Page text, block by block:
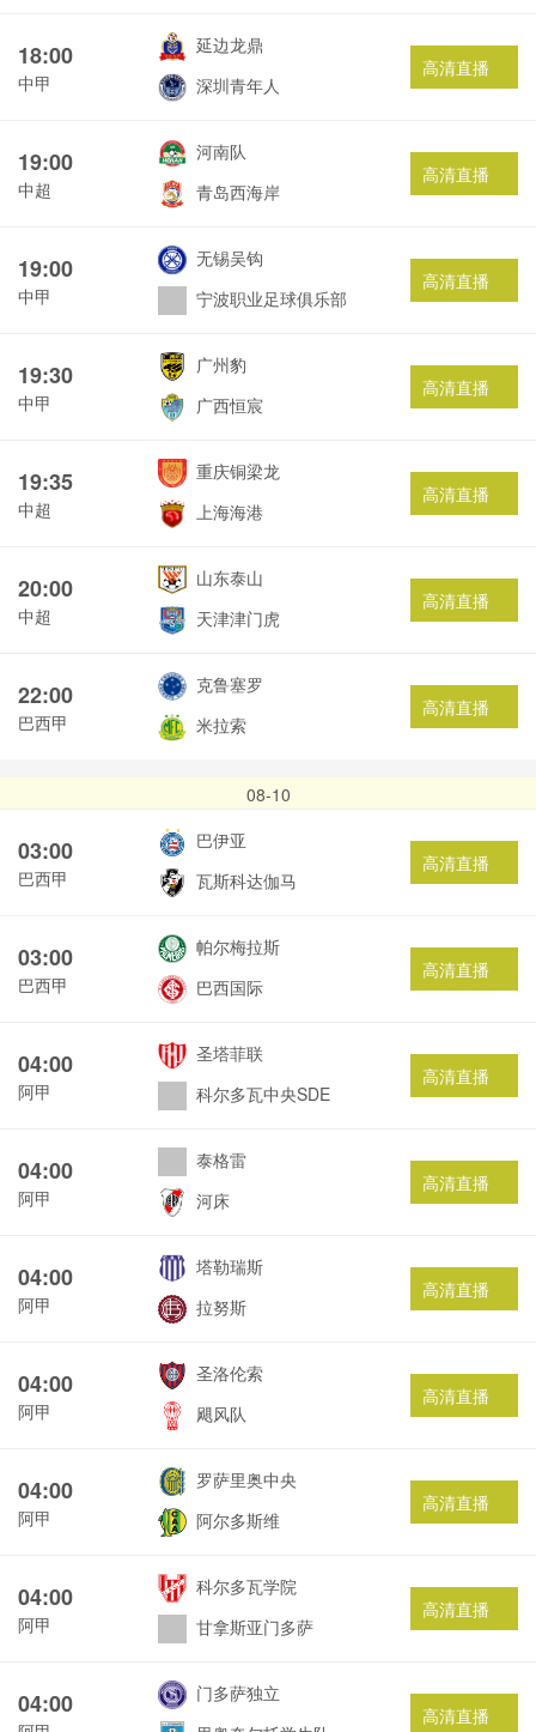
18:00
中甲
延边龙鼎
深圳青年人
高清直播
19:00
中超
河南队
青岛西海岸
高清直播
19:00
中甲
无锡吴钩
宁波职业足球俱乐部
高清直播
19:30
中甲
广州豹
广西恒宸
高清直播
19:35
中超
重庆铜梁龙
上海海港
高清直播
20:00
中超
山东泰山
天津津门虎
高清直播
22:00
巴西甲
克鲁塞罗
米拉索
高清直播
08-10
03:00
巴西甲
巴伊亚
瓦斯科达伽马
高清直播
03:00
巴西甲
帕尔梅拉斯
巴西国际
高清直播
04:00
阿甲
圣塔菲联
科尔多瓦中央SDE
高清直播
04:00
阿甲
泰格雷
河床
高清直播
04:00
阿甲
塔勒瑞斯
拉努斯
高清直播
04:00
阿甲
圣洛伦索
飓风队
高清直播
04:00
阿甲
罗萨里奥中央
阿尔多斯维
高清直播
04:00
阿甲
科尔多瓦学院
甘拿斯亚门多萨
高清直播
04:00
门多萨独立
高清直播